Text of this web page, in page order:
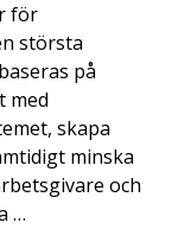
för
största
på
med
skapa
minska
och
…